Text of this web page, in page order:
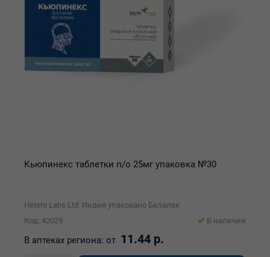
Кьюпинекс таблетки п/о 25мг упаковка №30
Hetero Labs Ltd. Индия упаковано Белалек
Код: 42029
В наличии
В аптеках региона: от 11.44 р.